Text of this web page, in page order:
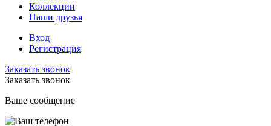
Коллекции
Наши друзья
Вход
Регистрация
Заказать звонок
Заказать звонок
Ваше сообщение